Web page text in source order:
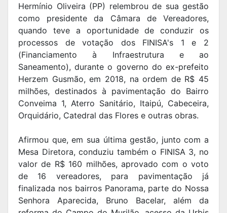
Hermínio Oliveira (PP) relembrou de sua gestão
como presidente da Câmara de Vereadores,
quando teve a oportunidade de conduzir os
processos de votação dos FINISA's 1 e 2
(Financiamento à Infraestrutura e ao
Saneamento), durante o governo do ex-prefeito
Herzem Gusmão, em 2018, na ordem de R$ 45
milhões, destinados à pavimentação do Bairro
Conveima 1, Aterro Sanitário, Itaipú, Cabeceira,
Orquidário, Catedral das Flores e outras obras.
Afirmou que, em sua última gestão, junto com a
Mesa Diretora, conduziu também o FINISA 3, no
valor de R$ 160 milhões, aprovado com o voto
de 16 vereadores, para pavimentação já
finalizada nos bairros Panorama, parte do Nossa
Senhora Aparecida, Bruno Bacelar, além da